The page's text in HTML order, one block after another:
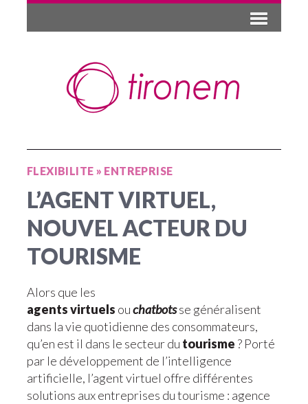
FLEXIBILITE » ENTREPRISE
L’AGENT VIRTUEL,
NOUVEL ACTEUR DU
TOURISME
Alors que les
agents virtuels ouchatbotsse généralisent
dans la vie quotidienne des consommateurs,
qu’en est il dans le secteur du tourisme ? Porté
par le développement de l’intelligence
artificielle, l’agent virtuel offre différentes
solutions aux entreprises du tourisme : agence